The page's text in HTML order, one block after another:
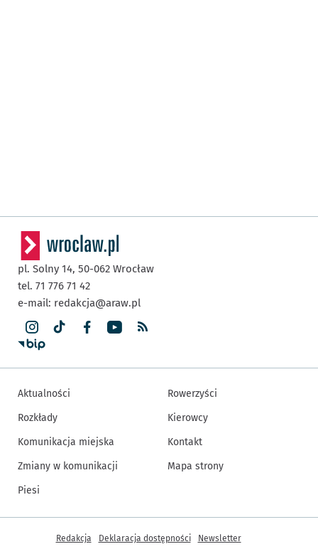
pl. Solny 14, 50-062 Wrocław
tel. 71 776 71 42
e-mail: redakcja@araw.pl
Aktualności
Rozkłady
Komunikacja miejska
Zmiany w komunikacji
Piesi
Rowerzyści
Kierowcy
Kontakt
Mapa strony
Inne informacje
Redakcja Deklaracja dostępności Newsletter